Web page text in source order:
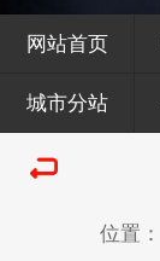
网站首页
城市分站
位置：